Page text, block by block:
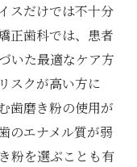
スだけでは不十分
正歯科では、患者
いた最適なケア方
スクが高い方に
歯磨き粉の使用が
のエナメル質が弱
粉を選ぶことも有